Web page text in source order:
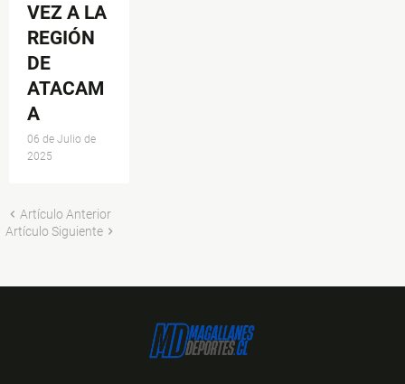
VEZ A LA
REGIÓN
DE
ATACAM
A
06 de Julio de
2025
Artículo Anterior
Artículo Siguiente